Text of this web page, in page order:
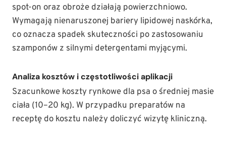
spot-on oraz obroże działają powierzchniowo.
Wymagają nienaruszonej bariery lipidowej naskórka,
co oznacza spadek skuteczności po zastosowaniu
szamponów z silnymi detergentami myjącymi.
Analiza kosztów i częstotliwości aplikacji
Szacunkowe koszty rynkowe dla psa o średniej masie
ciała (10–20 kg). W przypadku preparatów na
receptę do kosztu należy doliczyć wizytę kliniczną.